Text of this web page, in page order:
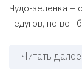
Чудо-зелёнка –
недугов, но вот
Читать далее